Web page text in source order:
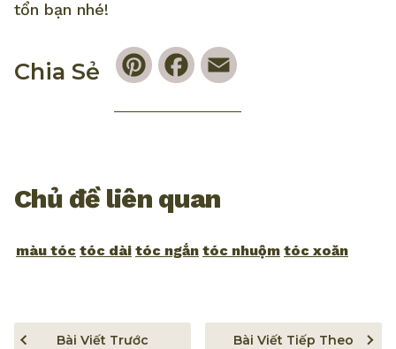
tổn bạn nhé!
Chia Sẻ
PinterestFacebook
Chủ đề liên quan
màu tóc tóc dài tóc ngắn tóc nhuộm tóc xoăn
Bài Viết Trước Bài Viết Tiếp Theo